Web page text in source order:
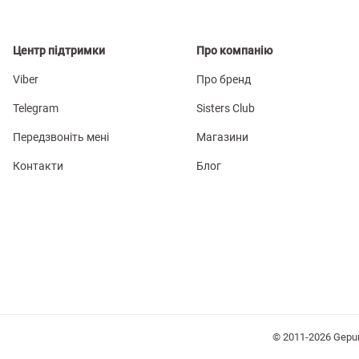
Центр підтримки
Viber
Telegram
Передзвоніть мені
Контакти
Про компанію
Про бренд
Sisters Club
Магазини
Блог
© 2011-2026